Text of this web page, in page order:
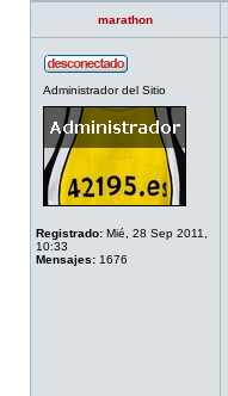
marathon
Administrador del Sitio
Registrado: Mié, 28 Sep 2011,
10:33
Mensajes: 1676